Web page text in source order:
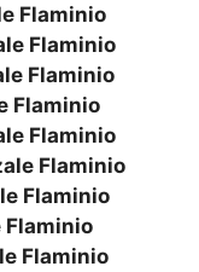
Flaminio
Flaminio
Flaminio
Flaminio
Flaminio
Flaminio
Flaminio
Flaminio
Flaminio